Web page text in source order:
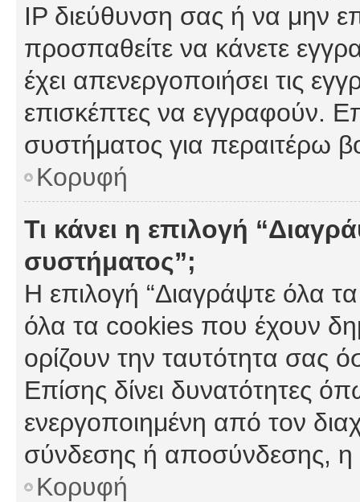
IP διεύθυνση σας ή να μην
προσπαθείτε να κάνετε
έχει απενεργοποιήσει τις
επισκέπτες να εγγραφούν.
συστήματος για περαιτέρω
Κορυφή
Τι κάνει η επιλογή
συστήματος”;
Η επιλογή “Διαγράψτε όλα
όλα τα cookies που έχουν
ορίζουν την ταυτότητα σας
Επίσης δίνει δυνατότητες
ενεργοποιημένη από τον
σύνδεσης ή αποσύνδεσης, η
Κορυφή